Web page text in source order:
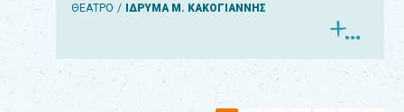
ΘΕΑΤΡΟ ΙΔΡΥΜΑ Μ. ΚΑΚΟΓΙΑΝΝΗΣ